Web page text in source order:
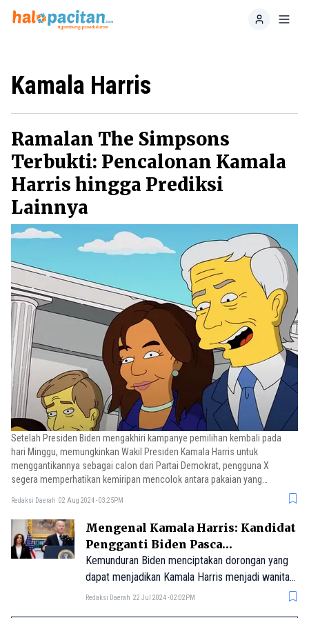
Home
Kamala Harris
Ramalan The Simpsons
Terbukti: Pencalonan Kamala
Harris hingga Prediksi
Lainnya
Setelah Presiden Biden mengakhiri kampanye pemilihan kembali pada
hari Minggu, memungkinkan Wakil Presiden Kamala Harris untuk
menggantikannya sebagai calon dari Partai Demokrat, pengguna X
segera memperhatikan kemiripan mencolok antara pakaian yang
Redaksi Daerah 02 Aug 2024 - 03:25PM
Mengenal Kamala Harris: Kandidat
Pengganti Biden Pasca
Pengunduran Diri dari
Pencapresan AS
Kemunduran Biden menciptakan dorongan yang
dapat menjadikan Kamala Harris menjadi wanita
kulit hitam pertama dan orang Asia Amerika
Redaksi Daerah 22 Jul 2024 - 02:02PM